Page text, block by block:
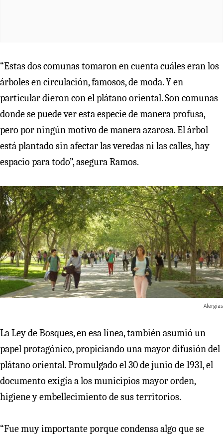
“Estas dos comunas tomaron en cuenta cuáles eran los
árboles en circulación, famosos, de moda. Y en
particular dieron con el plátano oriental. Son comunas
donde se puede ver esta especie de manera profusa,
pero por ningún motivo de manera azarosa. El árbol
está plantado sin afectar las veredas ni las calles, hay
espacio para todo”, asegura Ramos.
Alergias
La Ley de Bosques, en esa línea, también asumió un
papel protagónico, propiciando una mayor difusión del
plátano oriental. Promulgado el 30 de junio de 1931, el
documento exigía a los municipios mayor orden,
higiene y embellecimiento de sus territorios.
“Fue muy importante porque condensa algo que se